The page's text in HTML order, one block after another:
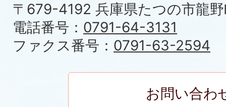
〒679-4192 兵庫県たつの市龍
電話番号： 0791-64-3131
ファクス番号： 0791-63-2594
お問い合わ